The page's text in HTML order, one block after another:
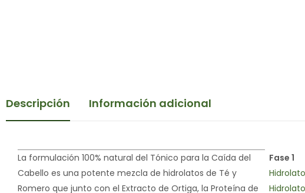
Descripción Información adicional
La formulación 100% natural del Tónico para la Caída del
Cabello es una potente mezcla de hidrolatos de Té y
Romero que junto con el Extracto de Ortiga, la Proteína de
Fase 1